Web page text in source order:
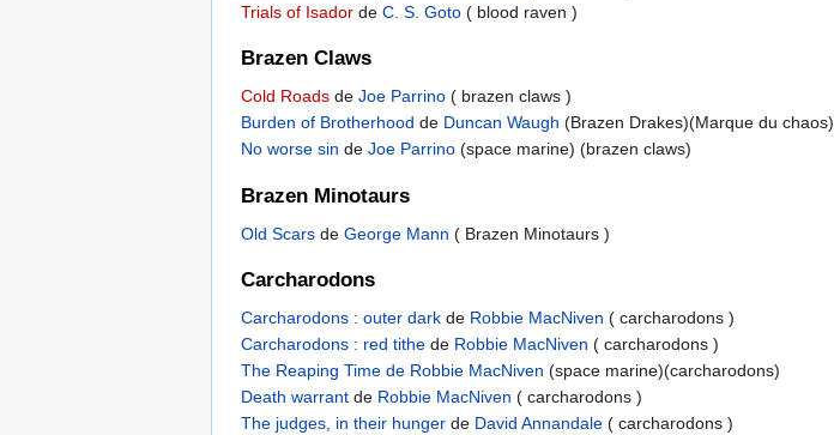
Trials of Isador de C. S. Goto ( blood raven )
Brazen Claws
Cold Roads de Joe Parrino ( brazen claws )
Burden of Brotherhood de Duncan Waugh (Brazen Drakes)(Marque du chaos)
No worse sin de Joe Parrino (space marine) (brazen claws)
Brazen Minotaurs
Old Scars de George Mann ( Brazen Minotaurs )
Carcharodons
Carcharodons : outer dark de Robbie MacNiven ( carcharodons )
Carcharodons : red tithe de Robbie MacNiven ( carcharodons )
The Reaping Time de Robbie MacNiven (space marine)(carcharodons)
Death warrant de Robbie MacNiven ( carcharodons )
The judges, in their hunger de David Annandale ( carcharodons )